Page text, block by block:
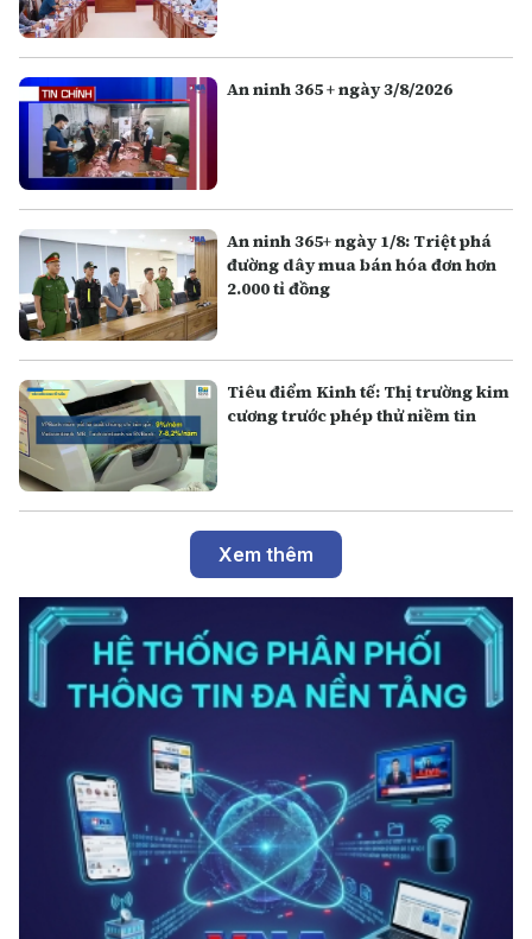
An ninh 365 + ngày 3/8/2026
An ninh 365+ ngày 1/8: Triệt phá
đường dây mua bán hóa đơn hơn
2.000 tỉ đồng
Tiêu điểm Kinh tế: Thị trường kim
cương trước phép thử niềm tin
Xem thêm